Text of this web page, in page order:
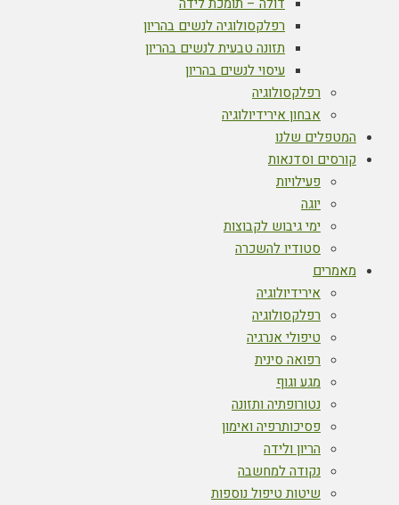
רפלקסולוגיה לנשים בהריון
תזונה טבעית לנשים בהריון
עיסוי לנשים בהריון
רפלקסולוגיה
אבחון אירידיולוגיה
המטפלים שלנו
קורסים וסדנאות
פעילויות
יוגה
ימי גיבוש לקבוצות
סטודיו להשכרה
מאמרים
אירידיולוגיה
רפלקסולוגיה
טיפולי אנרגיה
רפואה סינית
מגע וגוף
נטורופתיה ותזונה
פסיכותרפיה ואימון
הריון ולידה
נקודה למחשבה
שיטות טיפול נוספות